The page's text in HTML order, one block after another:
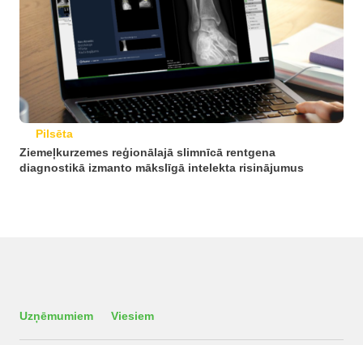
Pilsēta
Ziemeļkurzemes reģionālajā slimnīcā rentgena
diagnostikā izmanto mākslīgā intelekta risinājumus
Uzņēmumiem Viesiem